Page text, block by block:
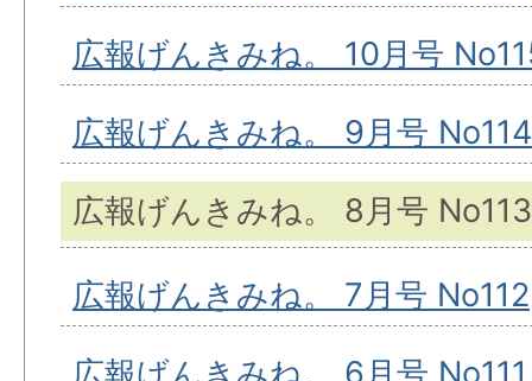
広報げんきみね。 10月号
広報げんきみね。 9月号 No114
広報げんきみね。 8月号 No113
広報げんきみね。 7月号 No112